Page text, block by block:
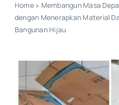
Home» Membangun Masa
dengan Menerapkan Material
Bangunan Hijau